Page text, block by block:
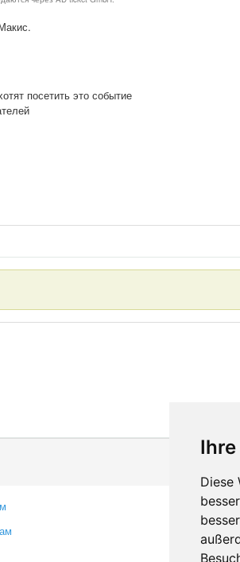
Diese
посетить это событие
Контакты
Оставить
Сообщить